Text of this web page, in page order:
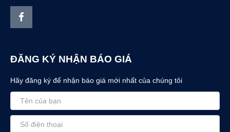
ĐĂNG KÝ NHẬN BÁO GIÁ
Hãy đăng ký để nhận báo giá mới nhất của chúng tôi